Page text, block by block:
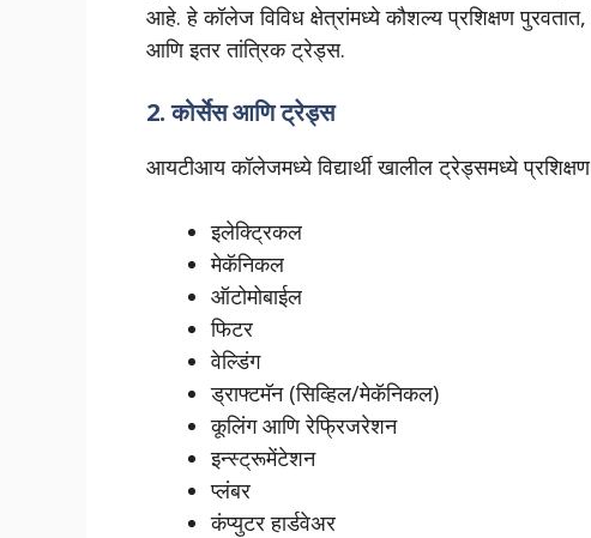
आहे. हे कॉलेज विविध क्षेत्रांमध्ये कौशल्य प्रशिक्षण
आणि इतर तांत्रिक ट्रेड्स.
2.कोर्सेस आणि ट्रेड्स
आयटीआय कॉलेजमध्ये विद्यार्थी खालील ट्रेड्समध्ये
इलेक्ट्रिकल
मेकॅनिकल
ऑटोमोबाईल
फिटर
वेल्डिंग
ड्राफ्टमॅन (सिव्हिल/मेकॅनिकल)
कूलिंग आणि रेफ्रिजरेशन
इन्स्ट्रूमेंटेशन
प्लंबर
कंप्युटर हार्डवेअर